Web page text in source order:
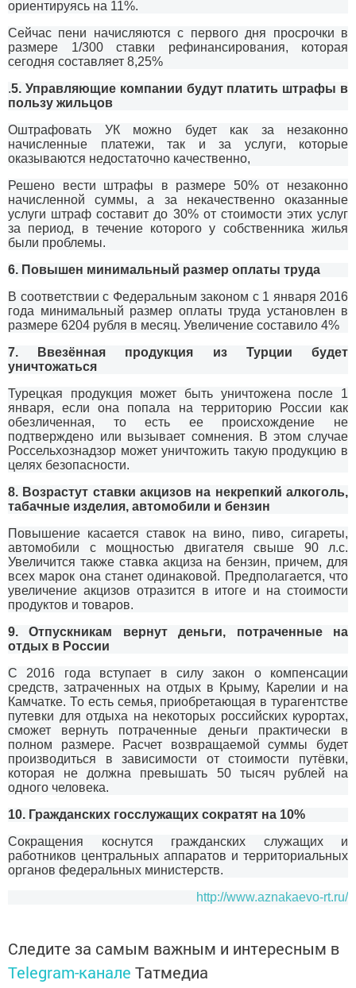
ориентируясь на 11%.
Сейчас пени начисляются с первого дня просрочки в
размере 1/300 ставки рефинансирования, которая
сегодня составляет 8,25%
.5. Управляющие компании будут платить штрафы в
пользу жильцов
Оштрафовать УК можно будет как за незаконно
начисленные платежи, так и за услуги, которые
оказываются недостаточно качественно,
Решено вести штрафы в размере 50% от незаконно
начисленной суммы, а за некачественно оказанные
услуги штраф составит до 30% от стоимости этих услуг
за период, в течение которого у собственника жилья
были проблемы.
6. Повышен минимальный размер оплаты труда
В соответствии с Федеральным законом с 1 января 2016
года минимальный размер оплаты труда установлен в
размере 6204 рубля в месяц. Увеличение составило 4%
7. Ввезённая продукция из Турции будет
уничтожаться
Турецкая продукция может быть уничтожена после 1
января, если она попала на территорию России как
обезличенная, то есть ее происхождение не
подтверждено или вызывает сомнения. В этом случае
Россельхознадзор может уничтожить такую продукцию в
целях безопасности.
8. Возрастут ставки акцизов на некрепкий алкоголь,
табачные изделия, автомобили и бензин
Повышение касается ставок на вино, пиво, сигареты,
автомобили с мощностью двигателя свыше 90 л.с.
Увеличится также ставка акциза на бензин, причем, для
всех марок она станет одинаковой. Предполагается, что
увеличение акцизов отразится в итоге и на стоимости
продуктов и товаров.
9. Отпускникам вернут деньги, потраченные на
отдых в России
С 2016 года вступает в силу закон о компенсации
средств, затраченных на отдых в Крыму, Карелии и на
Камчатке. То есть семья, приобретающая в турагентстве
путевки для отдыха на некоторых российских курортах,
сможет вернуть потраченные деньги практически в
полном размере. Расчет возвращаемой суммы будет
производиться в зависимости от стоимости путёвки,
которая не должна превышать 50 тысяч рублей на
одного человека.
10. Гражданских госслужащих сократят на 10%
Сокращения коснутся гражданских служащих и
работников центральных аппаратов и территориальных
органов федеральных министерств.
http://www.aznakaevo-rt.ru/
Следите за самым важным и интересным в
Telegram-канале Татмедиа